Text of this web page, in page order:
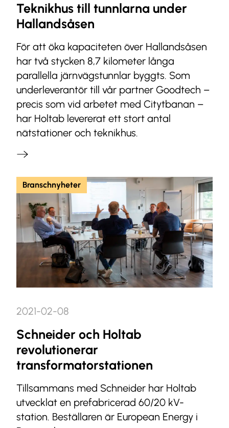
Teknikhus till tunnlarna under
Hallandsåsen
För att öka kapaciteten över Hallandsåsen
har två stycken 8,7 kilometer långa
parallella järnvägstunnlar byggts. Som
underleverantör till vår partner Goodtech –
precis som vid arbetet med Citytbanan –
har Holtab levererat ett stort antal
nätstationer och teknikhus.
Branschnyheter
2021-02-08
Schneider och Holtab
revolutionerar
transformatorstationen
Tillsammans med Schneider har Holtab
utvecklat en prefabricerad 60/20 kV-
station. Beställaren är European Energy i